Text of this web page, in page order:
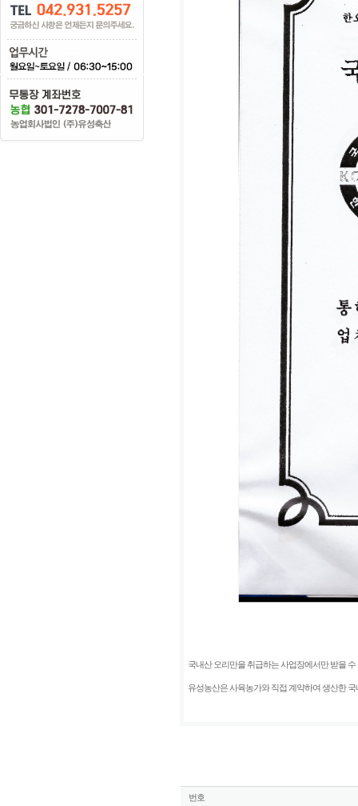
국내산 오리만을 취급하는 사업장에서만 받을
유성농산은 사육농가와 직접 계약하여 생산한
번호